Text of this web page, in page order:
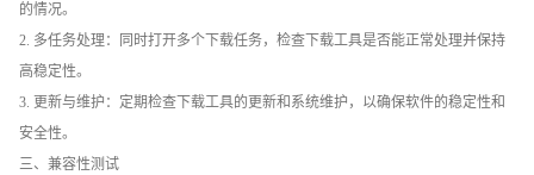
的情况。
2. 多任务处理：同时打开多个下载任务，检查下载工具是否能正常处理并保持
高稳定性。
3. 更新与维护：定期检查下载工具的更新和系统维护，以确保软件的稳定性和
安全性。
三、兼容性测试